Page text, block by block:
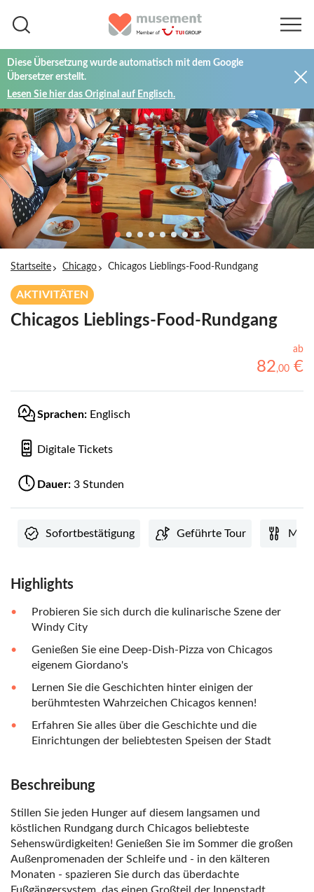
Diese Übersetzung wurde automatisch mit dem Google
Übersetzer erstellt.
Lesen Sie hier das Original auf Englisch.
Startseite Chicago Chicagos Lieblings-Food-Rundgang
AKTIVITÄTEN
Chicagos Lieblings-Food-Rundgang
ab
82,00 €
Sprachen: Englisch
Digitale Tickets
Dauer: 3 Stunden
Sofortbestätigung Geführte Tour
Highlights
Probieren Sie sich durch die kulinarische Szene der
Windy City
Genießen Sie eine Deep-Dish-Pizza von Chicagos
eigenem Giordano's
Lernen Sie die Geschichten hinter einigen der
berühmtesten Wahrzeichen Chicagos kennen!
Erfahren Sie alles über die Geschichte und die
Einrichtungen der beliebtesten Speisen der Stadt
Beschreibung
Stillen Sie jeden Hunger auf diesem langsamen und
köstlichen Rundgang durch Chicagos beliebteste
Sehenswürdigkeiten! Genießen Sie im Sommer die großen
Außenpromenaden der Schleife und - in den kälteren
Monaten - spazieren Sie durch das überdachte